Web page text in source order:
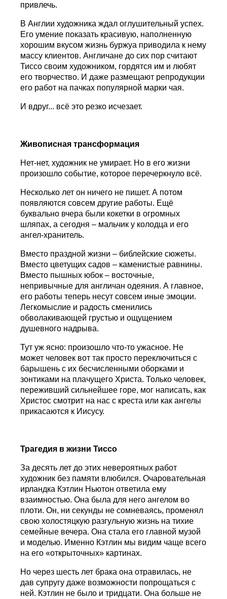
привлечь.
В Англии художника ждал оглушительный успех.
Его умение показать красивую, наполненную
хорошим вкусом жизнь буржуа приводила к нему
массу клиентов. Англичане до сих пор считают
Тиссо своим художником, гордятся им и любят
его творчество. И даже размещают репродукции
его работ на пачках популярной марки чая.
И вдруг... всё это резко исчезает.
Живописная трансформация
Нет-нет, художник не умирает. Но в его жизни
произошло событие, которое перечеркнуло всё.
Несколько лет он ничего не пишет. А потом
появляются совсем другие работы. Ещё
буквально вчера были кокетки в огромных
шляпах, а сегодня – мальчик у колодца и его
ангел-хранитель.
Вместо праздной жизни – библейские сюжеты.
Вместо цветущих садов – каменистые равнины.
Вместо пышных юбок – восточные,
непривычные для англичан одеяния. А главное,
его работы теперь несут совсем иные эмоции.
Легкомыслие и радость сменились
обволакивающей грустью и ощущением
душевного надрыва.
Тут уж ясно: произошло что-то ужасное. Не
может человек вот так просто переключиться с
барышень с их бесчисленными оборками и
зонтиками на плачущего Христа. Только человек,
переживший сильнейшее горе, мог написать, как
Христос смотрит на нас с креста или как ангелы
прикасаются к Иисусу.
Трагедия в жизни Тиссо
За десять лет до этих невероятных работ
художник без памяти влюбился. Очаровательная
ирландка Кэтлин Ньютон ответила ему
взаимностью. Она была для него ангелом во
плоти. Он, ни секунды не сомневаясь, променял
свою холостяцкую разгульную жизнь на тихие
семейные вечера. Она стала его главной музой
и моделью. Именно Кэтлин мы видим чаще всего
на его «открыточных» картинах.
Но через шесть лет брака она отравилась, не
дав супругу даже возможности попрощаться с
ней. Кэтлин не было и тридцати. Она больше не